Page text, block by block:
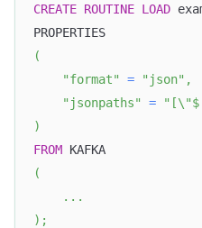
CREATE ROUTINE LOAD
PROPERTIES
(
"format"
= "json" ,
"jsonpaths"
=
)
FROM KAFKA
(
. . .
) ;